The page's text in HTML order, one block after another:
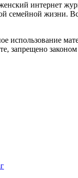
интернет
семейной жизни.
использование
запрещено